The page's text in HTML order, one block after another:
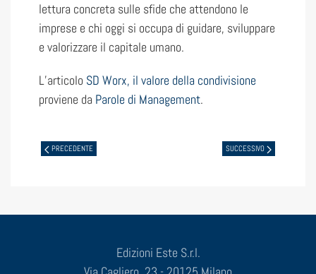
lettura concreta sulle sfide che attendono le
imprese e chi oggi si occupa di guidare, sviluppare
e valorizzare il capitale umano.
L’articolo SD Worx, il valore della condivisione
proviene da Parole di Management.
PRECEDENTE SUCCESSIVO
Edizioni Este S.r.l.